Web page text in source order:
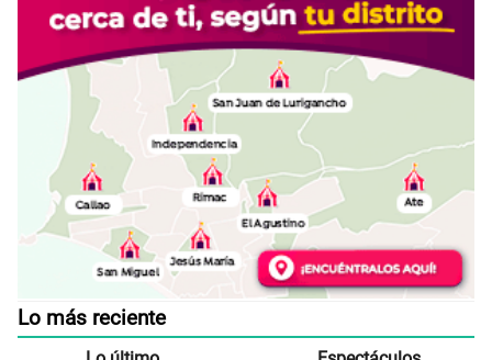
Lo más reciente